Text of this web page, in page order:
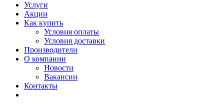
Услуги
Акции
Как купить
Условия оплаты
Условия доставки
Производители
О компании
Новости
Вакансии
Контакты